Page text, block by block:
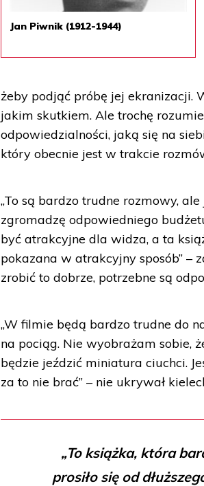
Jan Piwnik (1912-1944)
żeby podjąć próbę jej ekranizacji.
jakim skutkiem. Ale trochę
odpowiedzialności, jaką się na
który obecnie jest w trakcie
„To są bardzo trudne rozmowy,
zgromadzę odpowiedniego
być atrakcyjne dla widza, a ta
pokazana w atrakcyjny sposób” –
zrobić to dobrze, potrzebne są
„W filmie będą bardzo trudne do
na pociąg. Nie wyobrażam sobie,
będzie jeździć miniatura ciuchci.
za to nie brać” – nie ukrywał
„To książka, która
prosiło się od